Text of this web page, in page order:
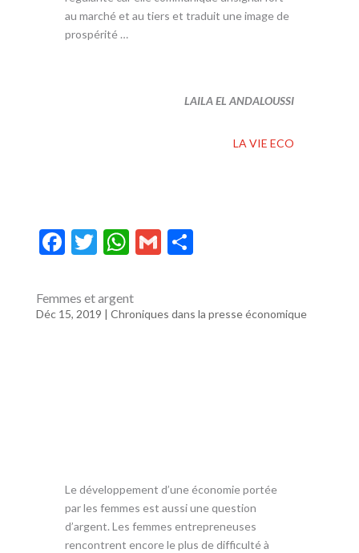
au marché et au tiers et traduit une image de
prospérité …
LAILA EL ANDALOUSSI
LA VIE ECO
F
e
b
T
itt
er
W
at
s
G
l
P
g
Femmes et argent
Déc 15, 2019 | Chroniques dans la presse économique
Le développement d’une économie portée
par les femmes est aussi une question
d’argent. Les femmes entrepreneuses
rencontrent encore le plus de difficulté à